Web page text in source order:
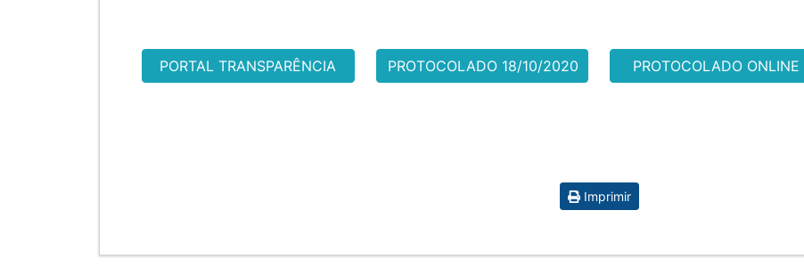
PORTAL TRANSPARÊNCIA PROTOCOLADO 18/10/2020 PROTOCOLADO ONLINE
Imprimir